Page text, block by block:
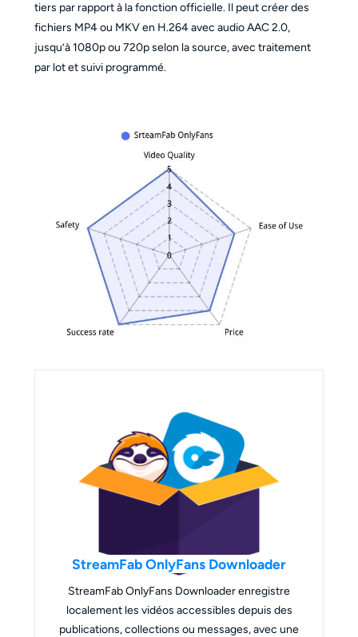
tiers par rapport à la fonction officielle. Il peut créer des
fichiers MP4 ou MKV en H.264 avec audio AAC 2.0,
jusqu’à 1080p ou 720p selon la source, avec traitement
par lot et suivi programmé.
StreamFab OnlyFans Downloader
StreamFab OnlyFans Downloader enregistre
localement les vidéos accessibles depuis des
publications, collections ou messages, avec une